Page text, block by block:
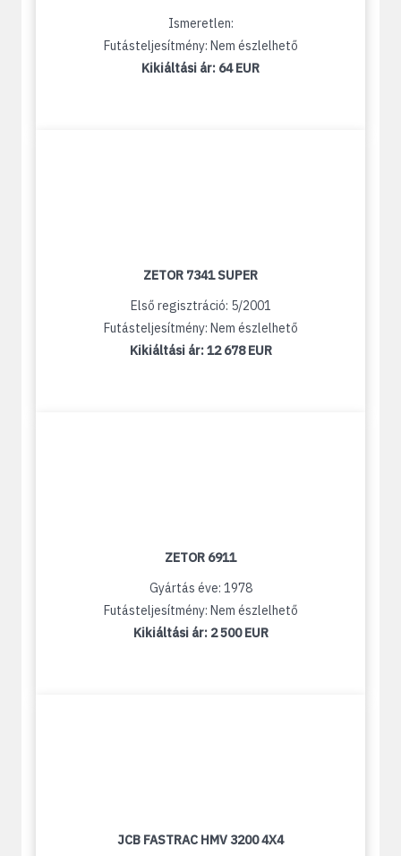
Ismeretlen:
Futásteljesítmény: Nem észlelhető
Kikiáltási ár: 64 EUR
ZETOR 7341 SUPER
Első regisztráció: 5/2001
Futásteljesítmény: Nem észlelhető
Kikiáltási ár:12 678 EUR
ZETOR 6911
Gyártás éve: 1978
Futásteljesítmény: Nem észlelhető
Kikiáltási ár: 2 500 EUR
JCB FASTRAC HMV 3200 4X4